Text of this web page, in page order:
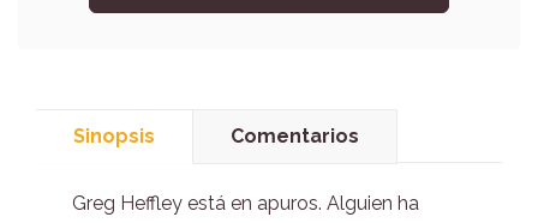
Sinopsis Comentarios
Greg Heffley está en apuros. Alguien ha